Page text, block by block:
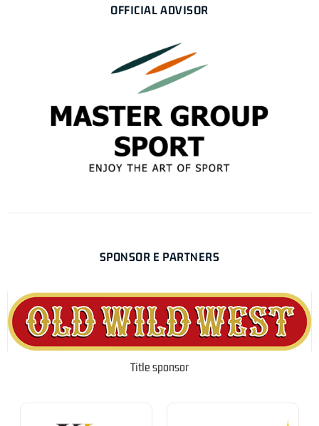
OFFICIAL ADVISOR
SPONSOR E PARTNERS
Title sponsor